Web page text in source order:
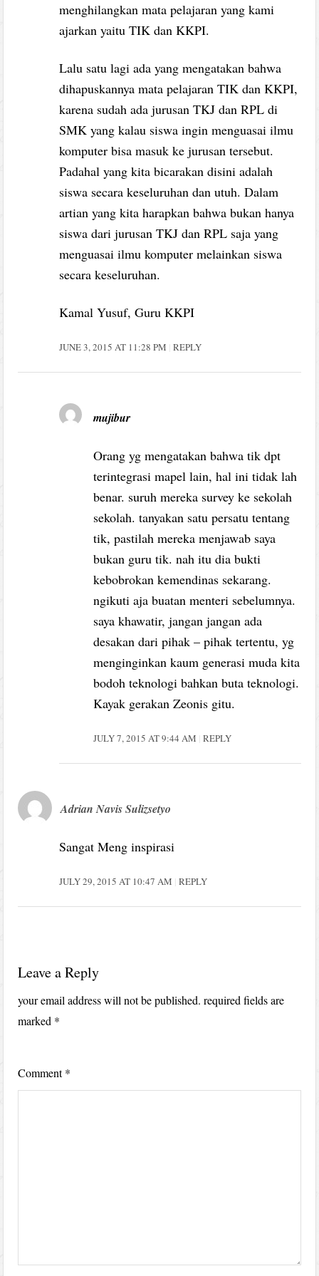
menghilangkan mata pelajaran yang kami
ajarkan yaitu TIK dan KKPI.
Lalu satu lagi ada yang mengatakan bahwa
dihapuskannya mata pelajaran TIK dan KKPI,
karena sudah ada jurusan TKJ dan RPL di
SMK yang kalau siswa ingin menguasai ilmu
komputer bisa masuk ke jurusan tersebut.
Padahal yang kita bicarakan disini adalah
siswa secara keseluruhan dan utuh. Dalam
artian yang kita harapkan bahwa bukan hanya
siswa dari jurusan TKJ dan RPL saja yang
menguasai ilmu komputer melainkan siswa
secara keseluruhan.
Kamal Yusuf, Guru KKPI
JUNE 3, 2015 AT 11:28 PM REPLY
mujibur
Orang yg mengatakan bahwa tik dpt
terintegrasi mapel lain, hal ini tidak lah
benar. suruh mereka survey ke sekolah
sekolah. tanyakan satu persatu tentang
tik, pastilah mereka menjawab saya
bukan guru tik. nah itu dia bukti
kebobrokan kemendinas sekarang.
ngikuti aja buatan menteri sebelumnya.
saya khawatir, jangan jangan ada
desakan dari pihak – pihak tertentu, yg
menginginkan kaum generasi muda kita
bodoh teknologi bahkan buta teknologi.
Kayak gerakan Zeonis gitu.
JULY 7, 2015 AT 9:44 AM REPLY
Adrian Navis Sulizsetyo
Sangat Meng inspirasi
JULY 29, 2015 AT 10:47 AM REPLY
Leave a Reply
your email address will not be published. required fields are
marked *
Comment*